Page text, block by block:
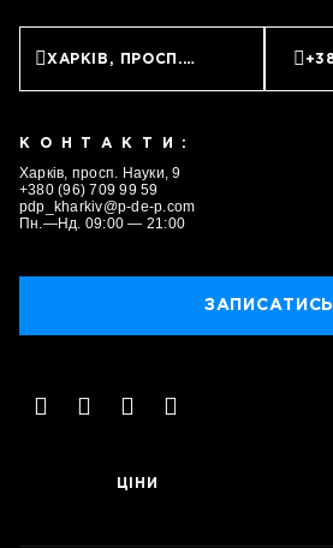
ХАРКІВ, ПРОСП. НАУКИ, 9
КОНТАКТИ:
Харків, просп. Науки, 9
+380 (96) 709 99 59
pdp_kharkiv@p-de-p.com
Пн.—Нд. 09:00 — 21:00
ЗАПИСАТИСЬ
ЦІНИ